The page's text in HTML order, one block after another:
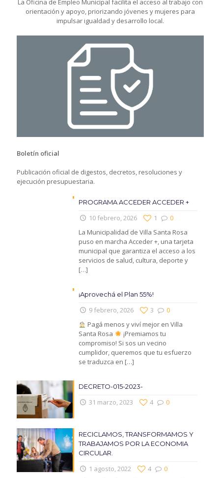
orientación y apoyo, priorizando jóvenes y mujeres para
impulsar igualdad y desarrollo local.
Boletín oficial
Publicación oficial de digestos, decretos, resoluciones y
ejecución presupuestaria.
PROGRAMA ACCEDER ACCEDER +
10 febrero, 2026 0
1
La Municipalidad de Villa Santa Rosa
puso en marcha Acceder +, una tarjeta
municipal que garantiza el acceso a los
servicios de salud, cultura, deporte y
[…]
¡Aprovechá el Plan 55%!
9 febrero, 2026 0
3
Pagá menos y viví mejor en Villa
Santa Rosa
¡Premiamos tu
compromiso! Si sos un vecino
cumplidor, queremos que tu esfuerzo
se traduzca en […]
DECRETO-015-2023-
31 marzo, 2023 0
4
RECICLAMOS, TRANSFORMAMOS Y
TRABAJAMOS POR LA ECONOMIA
CIRCULAR.
1 agosto, 2022 0
4